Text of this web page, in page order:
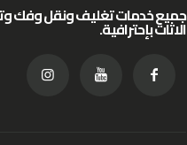
جميع خدمات تغليف ونقل وفك
الاثاث بإحترافية.